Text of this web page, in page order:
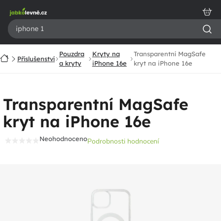
obsah
DomůPříslušenství
Pouzdra
a kryty
Kryty na
iPhone 16e
Transparentní MagSafe
kryt na iPhone 16e
Transparentní MagSafe
kryt na iPhone 16e
NeohodnocenoPodrobnosti hodnocení